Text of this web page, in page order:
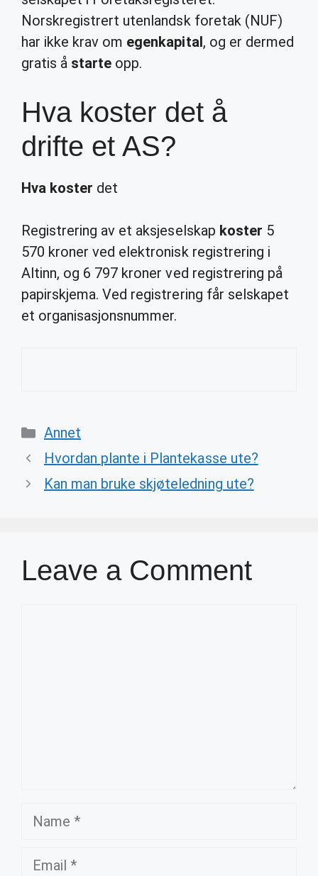
Norskregistrert utenlandsk foretak (NUF)
har ikke krav om egenkapital, og er dermed
gratis å starte opp.
Hva koster det å
drifte et AS?
Hva koster det
Registrering av et aksjeselskap koster 5
570 kroner ved elektronisk registrering i
Altinn, og 6 797 kroner ved registrering på
papirskjema. Ved registrering får selskapet
et organisasjonsnummer.
Categories
Annet
Hvordan plante i Plantekasse ute?
Kan man bruke skjøteledning ute?
Leave a Comment
Name
Email